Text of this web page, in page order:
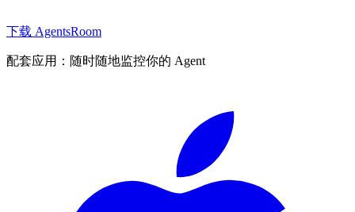
下载 AgentsRoom
配套应用：随时随地监控你的 Agent